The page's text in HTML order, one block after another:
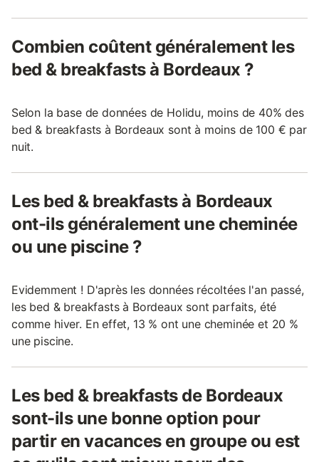
Combien coûtent généralement les
bed & breakfasts à Bordeaux ?
Selon la base de données de Holidu, moins de 40% des
bed & breakfasts à Bordeaux sont à moins de 100 € par
nuit.
Les bed & breakfasts à Bordeaux
ont-ils généralement une cheminée
ou une piscine ?
Evidemment ! D'après les données récoltées l'an passé,
les bed & breakfasts à Bordeaux sont parfaits, été
comme hiver. En effet, 13 % ont une cheminée et 20 %
une piscine.
Les bed & breakfasts de Bordeaux
sont-ils une bonne option pour
partir en vacances en groupe ou est